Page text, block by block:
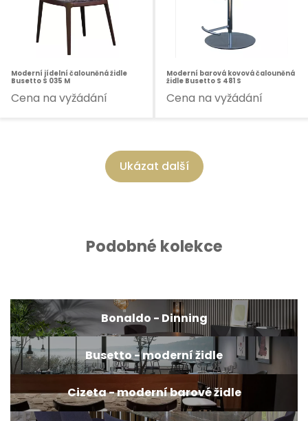
Moderní jídelní čalouněná židle
Busetto S 035 M
Cena na vyžádání
Moderní barová kovová čalouněná
židle Busetto S 481 S
Cena na vyžádání
Ukázat další
Podobné kolekce
Bonaldo - Dinning
Busetto - moderní židle
Cizeta - moderní barové židle